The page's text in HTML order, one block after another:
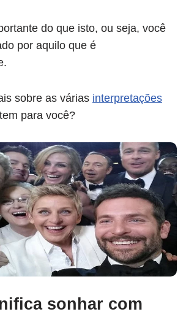
do que isto, ou seja, você
por aquilo que é
sobre as várias interpretações
para você?
sonhar com